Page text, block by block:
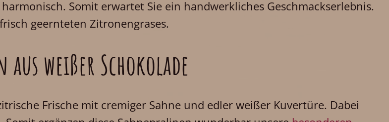
Somit erwartet Sie ein handwerkliches Geschmackserlebnis.
geernteten Zitronengrases.
weißer Schokolade
Frische mit cremiger Sahne und edler weißer Kuvertüre. Dabei